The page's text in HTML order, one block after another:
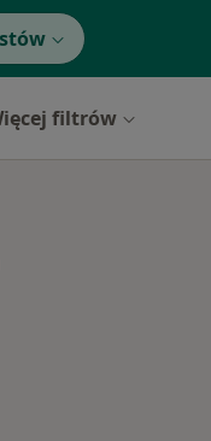
filtrów